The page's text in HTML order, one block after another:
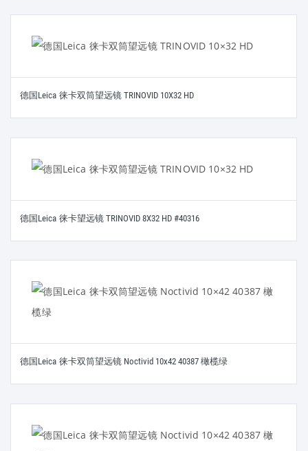
德国Leica 徕卡双筒望远镜 TRINOVID 10X32 HD
德国Leica 徕卡望远镜 TRINOVID 8X32 HD #40316
德国Leica 徕卡双筒望远镜 Noctivid 10x42 40387 橄榄绿